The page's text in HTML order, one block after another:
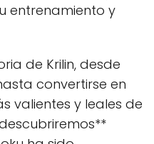
entrenamiento y
de Krilin, desde
convertirse en
valientes y leales de